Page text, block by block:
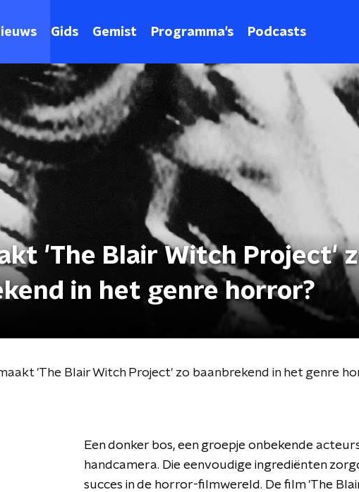
Gids Gemist Programma's Podcasts
'The Blair Witch Project'
in het genre horror?
'The Blair Witch Project' zo baanbrekend in het genre
Een donker bos, een groepje onbekende
handcamera. Die eenvoudige ingrediënten
succes in de horror-filmwereld. De film 'The